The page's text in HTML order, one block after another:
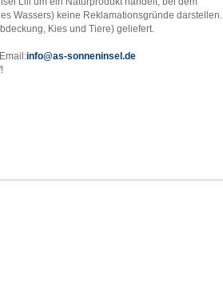
Wassers) keine Reklamationsgründe darstellen.
Kies und Tiere) geliefert.
info@as-sonneninsel.de